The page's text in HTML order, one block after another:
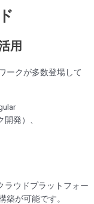
用
ークが多数登場して
開発）、
ラウドプラットフォー
築が可能です。